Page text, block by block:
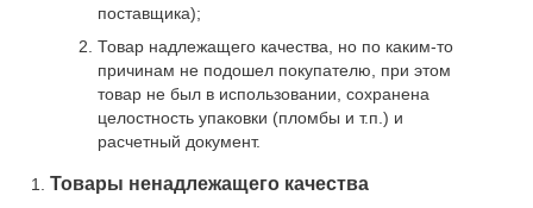
поставщика);
Товар надлежащего качества, но по каким-то
причинам не подошел покупателю, при этом
товар не был в использовании, сохранена
целостность упаковки (пломбы и т.п.) и
расчетный документ.
Товары ненадлежащего качества